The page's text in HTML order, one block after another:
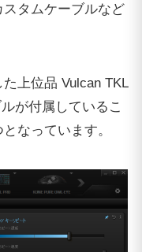
タムケーブルなど
上位品 Vulcan TKL
が付属しているこ
なっています。